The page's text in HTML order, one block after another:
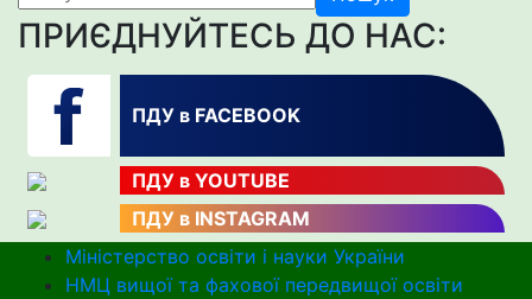
ПРИЄДНУЙТЕСЬ ДО НАС:
ПДУ в FACEBOOK
ПДУ в YOUTUBE
ПДУ в INSTAGRAM
Міністерство освіти і науки України
НМЦ вищої та фахової передвищої освіти